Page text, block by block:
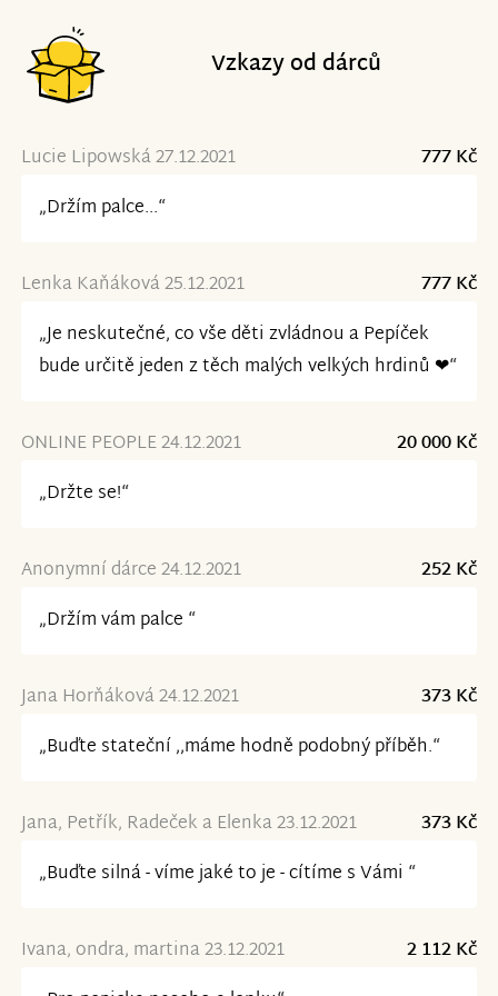
Vzkazy od dárců
Lucie Lipowská 27.12.2021
777 Kč
„Držím palce...“
Lenka Kaňáková 25.12.2021
777 Kč
„Je neskutečné, co vše děti zvládnou a Pepíček
bude určitě jeden z těch malých velkých hrdinů ❤“
ONLINE PEOPLE 24.12.2021
20 000 Kč
„Držte se!“
Anonymní dárce 24.12.2021
252 Kč
„Držím vám palce “
Jana Horňáková 24.12.2021
373 Kč
„Buďte stateční ,,máme hodně podobný příběh.“
Jana, Petřík, Radeček a Elenka 23.12.2021
373 Kč
„Buďte silná - víme jaké to je - cítíme s Vámi “
Ivana, ondra, martina 23.12.2021
2 112 Kč